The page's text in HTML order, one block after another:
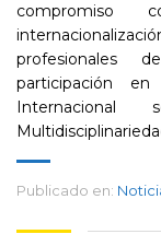
compromiso
profesionales
participación
Internacional
Publicado en: